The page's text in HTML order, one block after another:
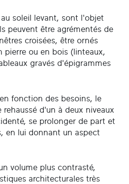
soleil levant, sont l'objet
peuvent être agrémentés de
croisées, être ornés
pierre ou en bois (linteaux,
gravés d'épigrammes
fonction des besoins, le
d'un à deux niveaux
se prolonger de part et
en lui donnant un aspect
volume plus contrasté,
architecturales très